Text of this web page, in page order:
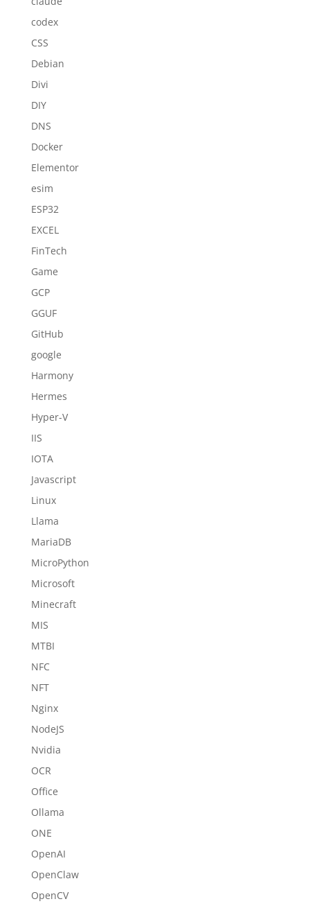
codex
CSS
Debian
Divi
DIY
DNS
Docker
Elementor
esim
ESP32
EXCEL
FinTech
Game
GCP
GGUF
GitHub
google
Harmony
Hermes
Hyper-V
IIS
IOTA
Javascript
Linux
Llama
MariaDB
MicroPython
Microsoft
Minecraft
MIS
MTBI
NFC
NFT
Nginx
NodeJS
Nvidia
OCR
Office
Ollama
ONE
OpenAI
OpenClaw
OpenCV